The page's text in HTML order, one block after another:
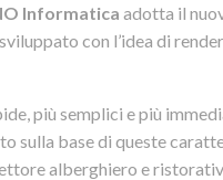
Informatica adotta il
sviluppato con l’idea di
più semplici e più
sulla base di queste
alberghiero e